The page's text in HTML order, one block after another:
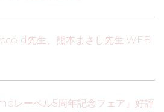
先生、熊本まさし先生 WEB
レーベル5周年記念フェア』好評